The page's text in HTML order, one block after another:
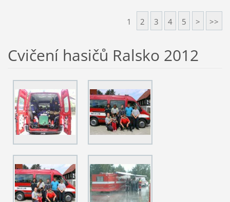
1 2 3 4 5 > >>
Cvičení hasičů Ralsko 2012